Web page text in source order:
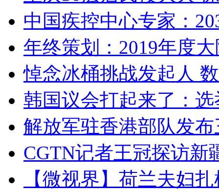
中国疾控中心专家：
年终策划：2019年度
悼念冰桶挑战发起人
韩国议会打起来了：
解放军驻香港部队发
CGTN记者王冠探访新
【微视界】荷兰夫妇